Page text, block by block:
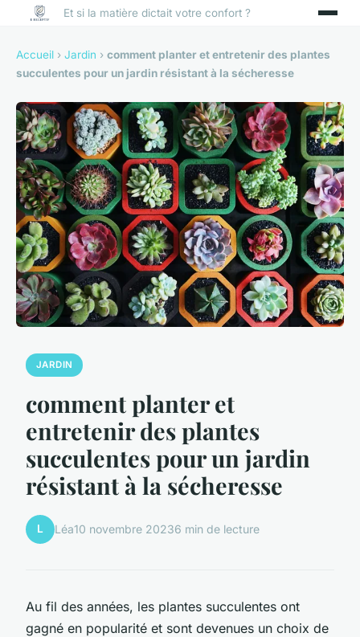
Et si la matière dictait votre confort ?
Accueil › Jardin › comment planter et entretenir des plantes
succulentes pour un jardin résistant à la sécheresse
JARDIN
comment planter et
entretenir des plantes
succulentes pour un jardin
résistant à la sécheresse
L Léa10 novembre 20236 min de lecture
Au fil des années, les plantes succulentes ont
gagné en popularité et sont devenues un choix de